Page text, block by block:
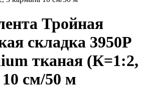
Тройная
складка 3950P
тканая (К=1:2,
см/50 м